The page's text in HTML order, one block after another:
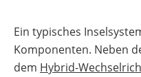
Unterkonstruktionen
Ratgeber
Förderungen
Sektorenkopplung
Wärme-Wissen
Ein typisches
Komponenten. Neben
dem Hybrid-